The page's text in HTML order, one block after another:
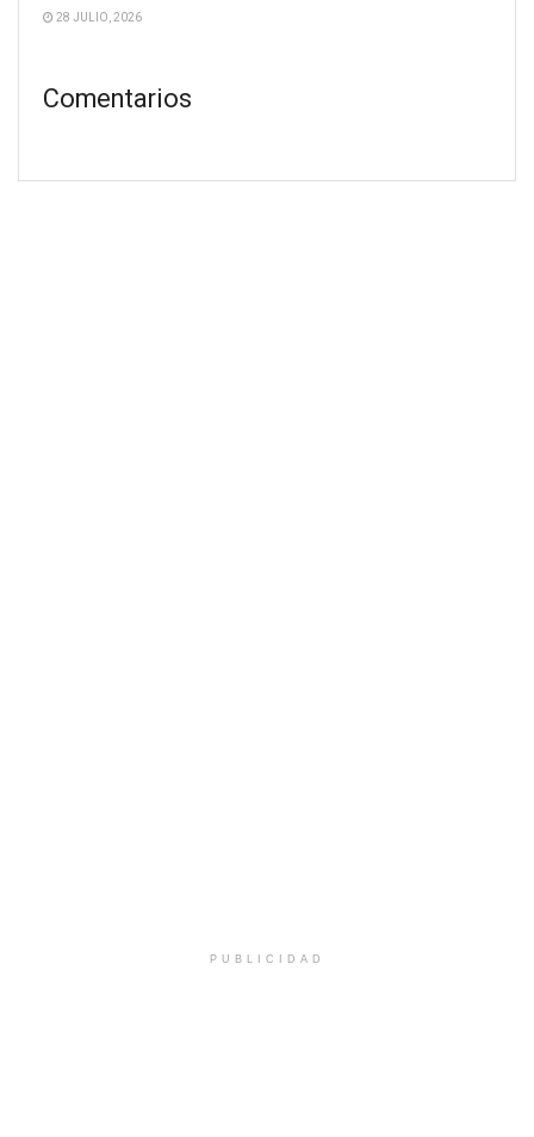
28 JULIO, 2026
Comentarios
PUBLICIDAD